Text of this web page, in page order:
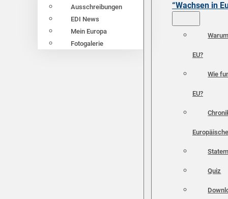
Ausschreibungen
EDI News
Mein Europa
Fotogalerie
“Wachsen in
EU?
Wie
EU?
Quiz